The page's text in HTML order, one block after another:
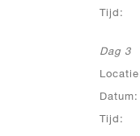
Tijd:
Dag 3
Datum:
Tijd: